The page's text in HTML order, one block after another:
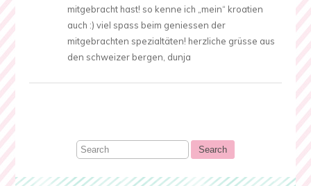
mitgebracht hast! so kenne ich „mein“ kroatien
auch :) viel spass beim geniessen der
mitgebrachten spezialtäten! herzliche grüsse aus
den schweizer bergen, dunja